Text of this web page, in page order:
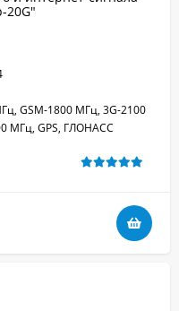
20G"
GSM-1800 МГц, 3G-2100
МГц, GPS, ГЛОНАСС